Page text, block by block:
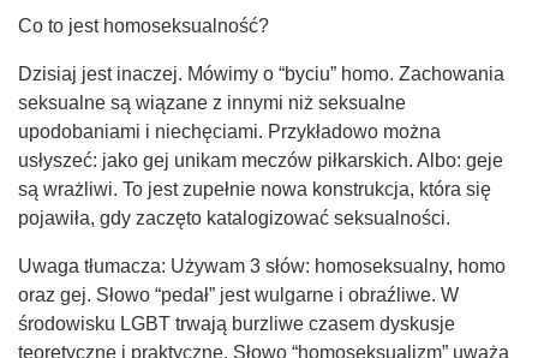
Co to jest homoseksualność?
Dzisiaj jest inaczej. Mówimy o “byciu” homo. Zachowania
seksualne są wiązane z innymi niż seksualne
upodobaniami i niechęciami. Przykładowo można
usłyszeć: jako gej unikam meczów piłkarskich. Albo: geje
są wrażliwi. To jest zupełnie nowa konstrukcja, która się
pojawiła, gdy zaczęto katalogizować seksualności.
Uwaga tłumacza: Używam 3 słów: homoseksualny, homo
oraz gej. Słowo “pedał” jest wulgarne i obraźliwe. W
środowisku LGBT trwają burzliwe czasem dyskusje
teoretyczne i praktyczne. Słowo “homoseksualizm” uważa